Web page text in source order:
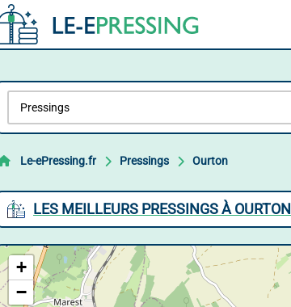
Le-ePressing.fr Pressings Ourton
LES MEILLEURS PRESSINGS À OURTON
+
−